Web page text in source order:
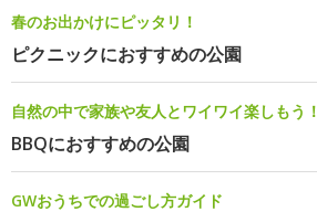
春のお出かけにピッタリ！
ピクニックにおすすめの公園
自然の中で家族や友人とワイワイ楽しもう！
BBQにおすすめの公園
GWおうちでの過ごし方ガイド